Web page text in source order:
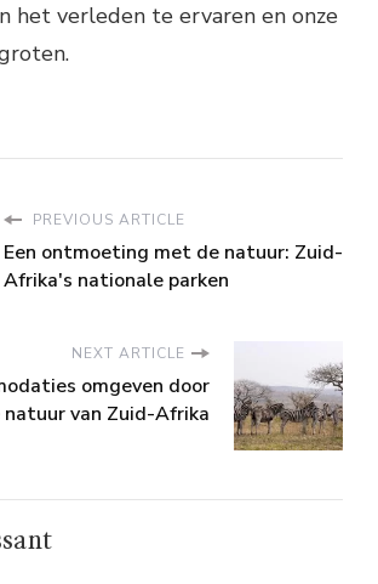
het verleden te ervaren en onze
PREVIOUS ARTICLE
Een ontmoeting met de natuur: Zuid-
Afrika's nationale parken
NEXT ARTICLE
omgeven door
van Zuid-Afrika